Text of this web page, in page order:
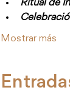
Ritual de
Mostrar más